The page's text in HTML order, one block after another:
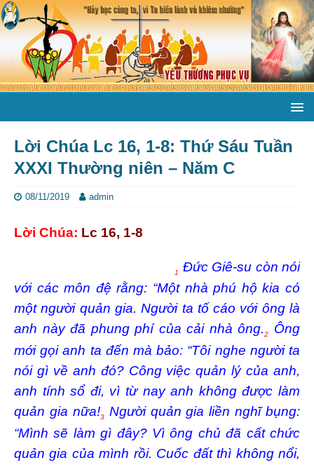
Lời Chúa Lc 16, 1-8: Thứ Sáu Tuần
XXXI Thường niên – Năm C
08/11/2019 admin
Lời Chúa: Lc 16, 1-8
1
Đức Giê-su còn nói
với các môn đệ rằng: “Một nhà phú hộ kia có
một người quản gia. Người ta tố cáo với ông là
anh này đã phung phí của cải nhà ông. 2
Ông
mới gọi anh ta đến mà bảo: “Tôi nghe người ta
nói gì về anh đó? Công việc quản lý của anh,
anh tính sổ đi, vì từ nay anh không được làm
quản gia nữa!3
Người quản gia liền nghĩ bụng:
“Mình sẽ làm gì đây? Vì ông chủ đã cất chức
quản gia của mình rồi. Cuốc đất thì không nổi,